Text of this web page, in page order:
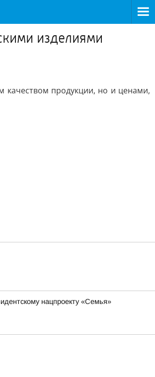
изделиями
качеством продукции, но и ценами,
нацпроекту «Семья»